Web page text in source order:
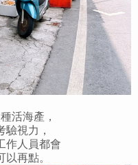
活海產，
驗視力，
作人員都會
再點。